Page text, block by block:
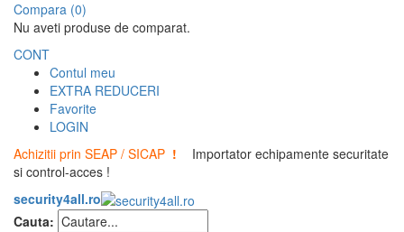
Compara (0)
Nu aveti produse de comparat.
CONT
Contul meu
EXTRA REDUCERI
Favorite
LOGIN
Achizitii prin SEAP / SICAP !
Importator echipamente securitate
si control-acces !
security4all.ro
Cauta: